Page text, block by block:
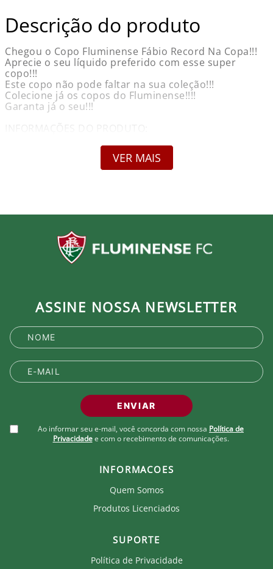
Descrição do produto
Chegou o Copo Fluminense Fábio Record Na Copa!!!
Aprecie o seu líquido preferido com esse super
copo!!!
Este copo não pode faltar na sua coleção!!!
Colecione já os copos do Fluminense!!!!
Garanta já o seu!!!
Composição: Plástico - 100% Reciclável - 100% Atóxico
Material: Plástico de Alta Durabilidade / Livre de BPA
Acabamento: Impressão de alta durabilidade com
cores vibrantes
Resistência: Pode ser utilizado em micro-ondas e
Produto Oficial Licenciado do Fluminense.
Ao comprar um produto oficial você fortalece seu
clube que recebe royalties com a venda de cada
produto.
VER MAIS
ASSINE NOSSA NEWSLETTER
ENVIAR
Ao informar seu e-mail, você concorda com nossa Política de
Privacidade e com o recebimento de comunicações.
INFORMACOES
Quem Somos
Produtos Licenciados
SUPORTE
Política de Privacidade